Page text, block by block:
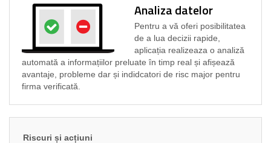
Analiza datelor
Pentru a vă oferi posibilitatea
de a lua decizii rapide,
aplicația realizeaza o analiză
automată a informațiilor preluate în timp real și afișează
avantaje, probleme dar și indidcatori de risc major pentru
firma verificată.
Riscuri și acțiuni